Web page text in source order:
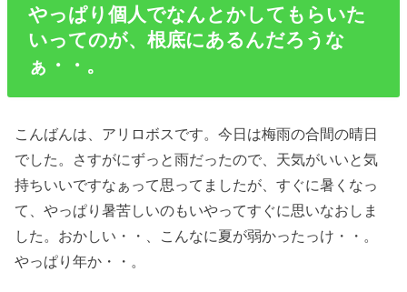
やっぱり個人でなんとかしてもらいた
いってのが、根底にあるんだろうな
ぁ・・。
こんばんは、アリロボスです。今日は梅雨の合間の晴日
でした。さすがにずっと雨だったので、天気がいいと気
持ちいいですなぁって思ってましたが、すぐに暑くなっ
て、やっぱり暑苦しいのもいやってすぐに思いなおしま
した。おかしい・・、こんなに夏が弱かったっけ・・。
やっぱり年か・・。